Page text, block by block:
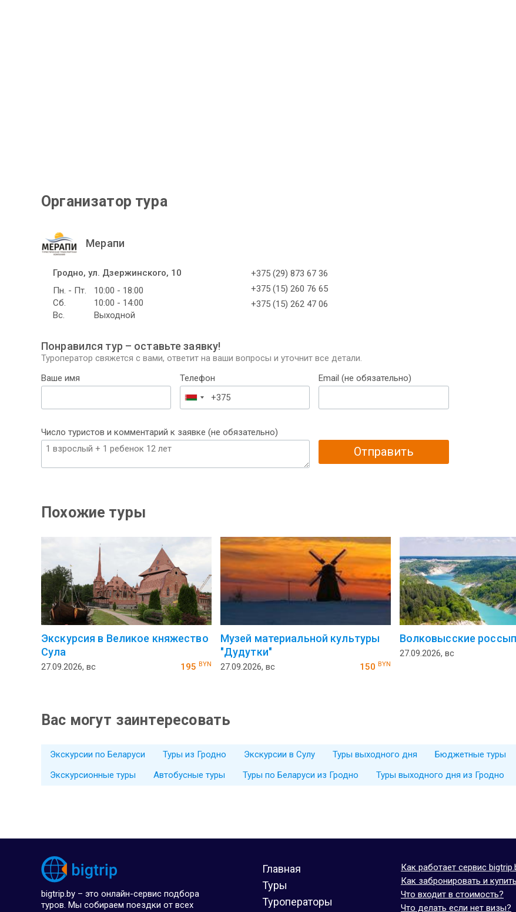
Организатор тура
Мерапи
Гродно, ул. Дзержинского, 10
Пн. - Пт.
10:00 - 18:00
Сб.
10:00 - 14:00
Вс.
Выходной
+375 (29) 873 67 36
+375 (15) 260 76 65
+375 (15) 262 47 06
Понравился тур – оставьте заявку!
Туроператор свяжется с вами, ответит на ваши вопросы и уточнит все детали.
Ваше имя
Телефон
Беларусь
+375
Email (не обязательно)
Число туристов и комментарий к заявке (не обязательно)
Отправить
Похожие туры
Экскурсия в Великое княжество
Сула
27.09.2026, вс 195 BYN
Музей ма­те­ри­аль­ной куль­ту­ры
"Ду­дутки"
27.09.2026, вс 150 BYN
Волковысские
27.09.2026, вс
Вас могут заинтересовать
Экскурсии по Беларуси Туры из Гродно Экскурсии в Сулу Туры выходного дня Бюджетные туры
Экскурсионные туры
Автобусные туры Туры по Беларуси из Гродно Туры выходного дня из Гродно
bigtrip.by – это онлайн-сервис подбора
туров. Мы собираем поездки от всех
Главная
Туры
Туроператоры
Как работает сервис
Как забронировать и
Что входит в стоимость?
Что делать если нет визы?